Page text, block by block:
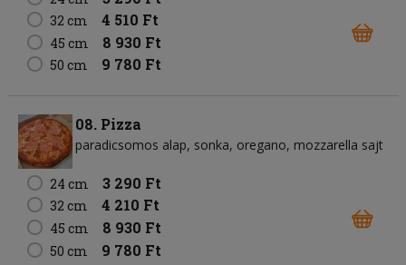
32 cm 4 510 Ft
45 cm 8 930 Ft
50 cm 9 780 Ft
08. Pizza
paradicsomos alap sonka oregano mozzarella sajt
24 cm 3 290 Ft
32 cm 4 210 Ft
45 cm 8 930 Ft
50 cm 9 780 Ft